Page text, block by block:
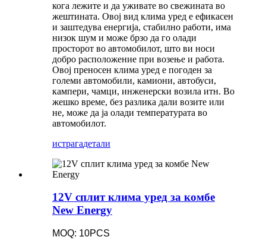
кога лежите и да уживате во свежината во
жештината. Овој вид клима уред е ефикасен
и заштедува енергија, стабилно работи, има
низок шум и може брзо да го олади
просторот во автомобилот, што ви носи
добро расположение при возење и работа.
Овој преносен клима уред е погоден за
големи автомобили, камиони, автобуси,
кампери, чамци, инженерски возила итн. Во
жешко време, без разлика дали возите или
не, може да ја олади температурата во
автомобилот.
истрагадетали
12V сплит клима уред за комбе
New Energy
MOQ: 10PCS